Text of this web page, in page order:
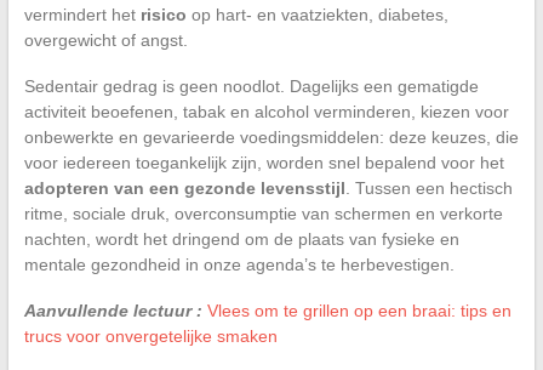
vermindert het risico op hart- en vaatziekten, diabetes,
overgewicht of angst.
Sedentair gedrag is geen noodlot. Dagelijks een gematigde
activiteit beoefenen, tabak en alcohol verminderen, kiezen voor
onbewerkte en gevarieerde voedingsmiddelen: deze keuzes, die
voor iedereen toegankelijk zijn, worden snel bepalend voor het
adopteren van een gezonde levensstijl . Tussen een hectisch
ritme, sociale druk, overconsumptie van schermen en verkorte
nachten, wordt het dringend om de plaats van fysieke en
mentale gezondheid in onze agenda’s te herbevestigen.
Aanvullende lectuur : Vlees om te grillen op een braai: tips en
trucs voor onvergetelijke smaken